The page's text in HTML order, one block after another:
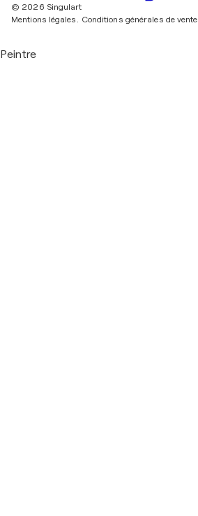
© 2026 Singulart
Mentions légales.
Conditions générales de vente
Peintre